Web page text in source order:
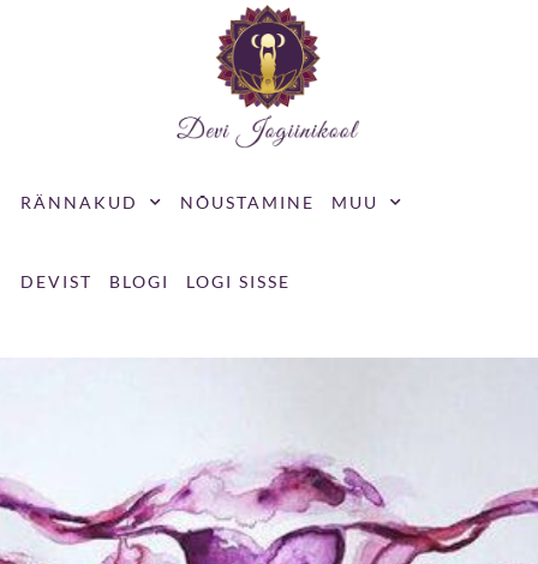
RÄNNAKUD NÕUSTAMINE MUU
DEVIST BLOGI LOGI SISSE